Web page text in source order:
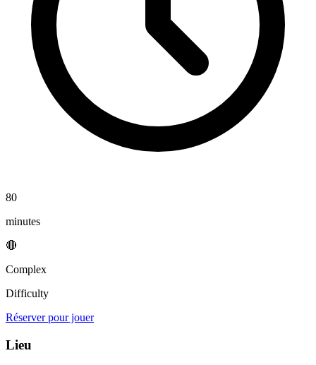
80
minutes
🔴
Complex
Difficulty
Réserver pour jouer
Lieu